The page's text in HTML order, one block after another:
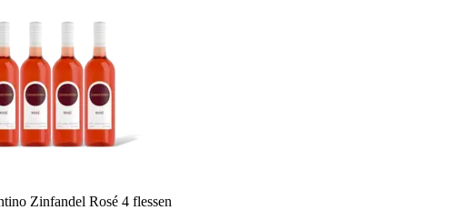
Zinfandel Rosé 4 flessen